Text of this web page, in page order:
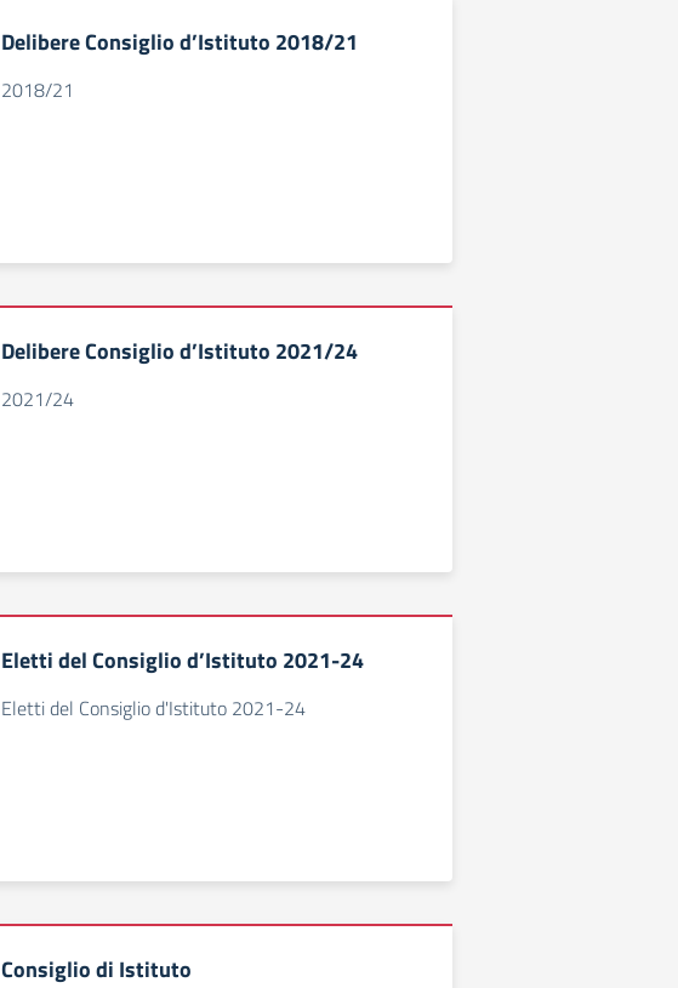
Delibere Consiglio d’Istituto 2018/21
2018/21
Delibere Consiglio d’Istituto 2021/24
2021/24
Eletti del Consiglio d’Istituto 2021-24
Eletti del Consiglio d'Istituto 2021-24
Consiglio di Istituto